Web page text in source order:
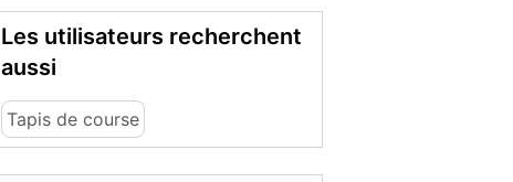
Les utilisateurs recherchent
aussi
Tapis de course